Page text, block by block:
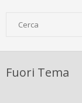
Fuori Tema